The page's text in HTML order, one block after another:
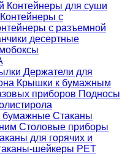
Контейнеры для суши
Контейнеры с
с разъемной
десертные
Держатели для
Крышки к бумажным
приборов Подносы
бумажные Стаканы
Столовые приборы
для горячих и
шейкеры PET